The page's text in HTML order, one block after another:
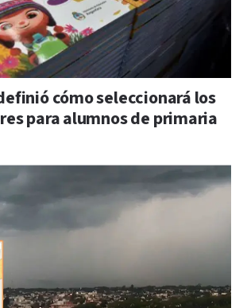
cómo seleccionará los
para alumnos de primaria